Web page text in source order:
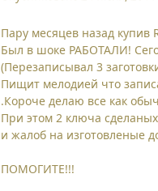
Пару месяцев назад купив
Был в шоке РАБОТАЛИ!
(Перезаписывал 3
Пищит мелодией что
.Короче делаю все как
При этом 2 ключа
и жалоб на изготовленые
ПОМОГИТЕ!!!